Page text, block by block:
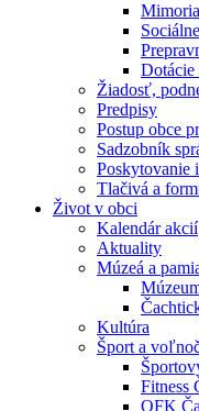
Dotácie
Žiadosť,
Predpisy
Postup obce
Sadzobník
Poskytovanie
Tlačivá a
Život v obci
Kalendár akcií
Aktuality
Múzeá a
Kultúra
Šport a
Fitness
OFK